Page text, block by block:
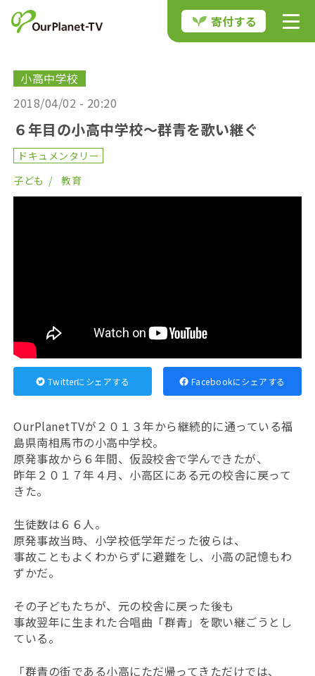
寄付する
小高中学校
2018/04/02 - 20:20
６年目の小高中学校〜群青を歌い継ぐ
ドキュメンタリー
子ども
教育
Twitterにシェアする Facebookにシェアする
OurPlanetTVが２０１３年から継続的に通っている福
島県南相馬市の小高中学校。
原発事故から６年間、仮設校舎で学んできたが、
昨年２０１７年４月、小高区にある元の校舎に戻って
きた。
生徒数は６６人。
原発事故当時、小学校低学年だった彼らは、
事故こともよくわからずに避難をし、小高の記憶もわ
ずかだ。
その子どもたちが、元の校舎に戻った後も
事故翌年に生まれた合唱曲「群青」を歌い継ごうとし
ている。
「群青の街である小高にただ帰ってきただけでは、